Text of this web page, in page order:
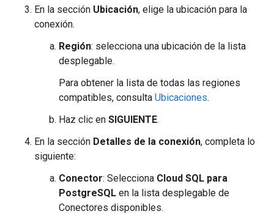
En la sección Ubicación, elige la ubicación para la
conexión.
Región: selecciona una ubicación de la lista
desplegable.
Para obtener la lista de todas las regiones
compatibles, consulta Ubicaciones.
Haz clic en SIGUIENTE.
En la sección Detalles de la conexión, completa lo
siguiente:
Conector: Selecciona Cloud SQL para
PostgreSQL en la lista desplegable de
Conectores disponibles.